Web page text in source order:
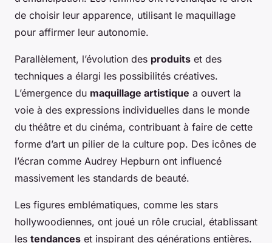
de choisir leur apparence, utilisant le maquillage
pour affirmer leur autonomie.
Parallèlement, l’évolution des produits et des
techniques a élargi les possibilités créatives.
L’émergence du maquillage artistique a ouvert la
voie à des expressions individuelles dans le monde
du théâtre et du cinéma, contribuant à faire de cette
forme d’art un pilier de la culture pop. Des icônes de
l’écran comme Audrey Hepburn ont influencé
massivement les standards de beauté.
Les figures emblématiques, comme les stars
hollywoodiennes, ont joué un rôle crucial, établissant
les tendances et inspirant des générations entières.